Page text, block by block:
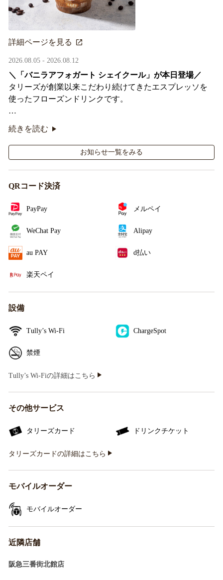
詳細ページを見る
2026.08.05 - 2026.08.12
＼「バニラアフォガート シェイクール」が本日登場／
タリーズが創業以来こだわり続けてきたエスプレッソを
使ったフローズンドリンクです。
オリジナルシールがその場で当たるキャンペーンも実
施！
続きを読む
お知らせ一覧をみる
QRコード決済
PayPay メルペイ
WeChat Pay Alipay
au PAY d払い
楽天ペイ
設備
Tully’s Wi-Fi ChargeSpot
禁煙
Tully’s Wi-Fiの詳細はこちら
その他サービス
タリーズカード ドリンクチケット
タリーズカードの詳細はこちら
モバイルオーダー
モバイルオーダー
近隣店舗
阪急三番街北館店